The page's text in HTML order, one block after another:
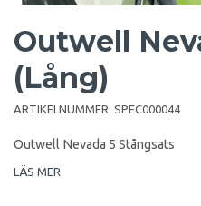
Outwell
(Lång)
ARTIKELNUMMER: SPEC000044
Outwell Nevada 5 Stångsats
LÄS MER